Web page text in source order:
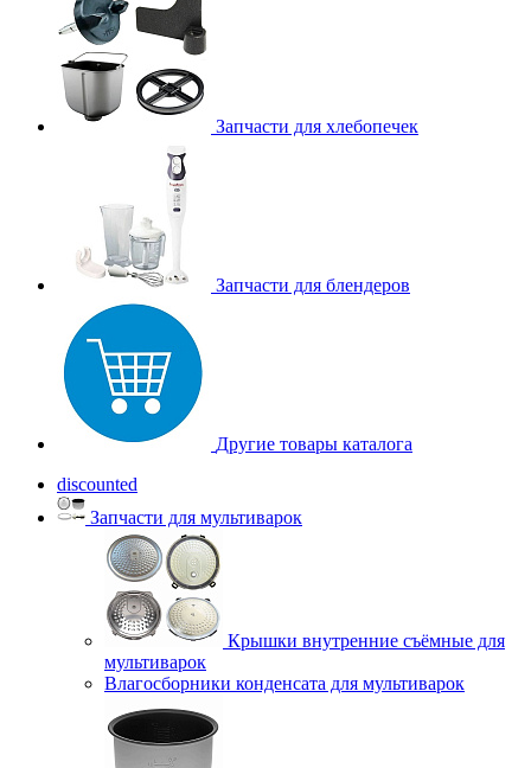
Запчасти для хлебопечек
Запчасти для блендеров
Другие товары каталога
discounted
Запчасти для мультиварок
Крышки внутренние съёмные для
мультиварок
Влагосборники конденсата для мультиварок